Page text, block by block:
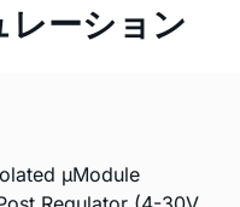
レーション
µModule